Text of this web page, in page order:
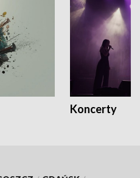
Koncerty